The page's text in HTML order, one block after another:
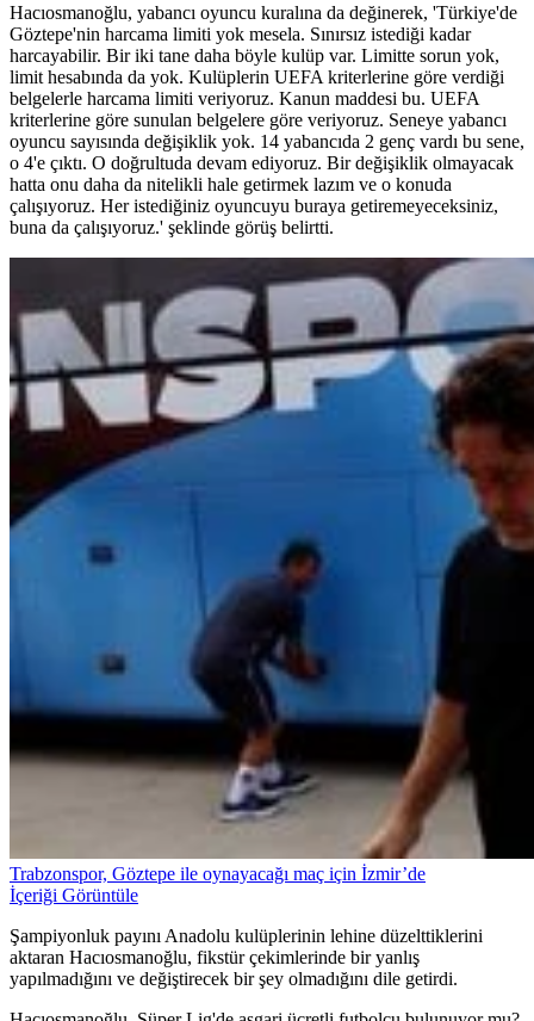
Hacıosmanoğlu, yabancı oyuncu kuralına da değinerek, 'Türkiye'de
Göztepe'nin harcama limiti yok mesela. Sınırsız istediği kadar
harcayabilir. Bir iki tane daha böyle kulüp var. Limitte sorun yok,
limit hesabında da yok. Kulüplerin UEFA kriterlerine göre verdiği
belgelerle harcama limiti veriyoruz. Kanun maddesi bu. UEFA
kriterlerine göre sunulan belgelere göre veriyoruz. Seneye yabancı
oyuncu sayısında değişiklik yok. 14 yabancıda 2 genç vardı bu sene,
o 4'e çıktı. O doğrultuda devam ediyoruz. Bir değişiklik olmayacak
hatta onu daha da nitelikli hale getirmek lazım ve o konuda
çalışıyoruz. Her istediğiniz oyuncuyu buraya getiremeyeceksiniz,
buna da çalışıyoruz.' şeklinde görüş belirtti.
Trabzonspor, Göztepe ile oynayacağı maç için İzmir’de
İçeriği Görüntüle
Şampiyonluk payını Anadolu kulüplerinin lehine düzelttiklerini
aktaran Hacıosmanoğlu, fikstür çekimlerinde bir yanlış
yapılmadığını ve değiştirecek bir şey olmadığını dile getirdi.